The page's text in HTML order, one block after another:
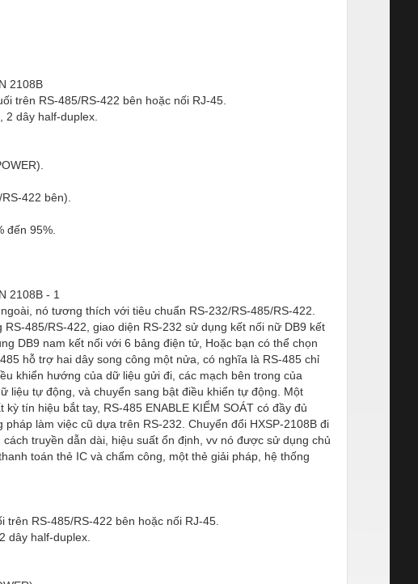
2108B
trên RS-485/RS-422 bên hoặc nối RJ-45.
dây half-duplex.
422 bên).
đến 95%.
2108B - 1
nó tương thích với tiêu chuẩn RS-232/RS-485/RS-422.
485/RS-422, giao diện RS-232 sử dụng kết nối nữ DB9 kết
DB9 nam kết nối với 6 bảng điện tử, Hoặc bạn có thể chọn
hỗ trợ hai dây song công một nửa, có nghĩa là RS-485 chỉ
khiển hướng của dữ liệu gửi đi, các mạch bên trong của
liệu tự động, và chuyển sang bật điều khiển tự động. Một
tín hiệu bắt tay, RS-485 ENABLE KIỂM SOÁT có đầy đủ
làm việc cũ dựa trên RS-232. Chuyển đổi HXSP-2108B đi
truyền dẫn dài, hiệu suất ổn định, vv nó được sử dụng chủ
toán thẻ IC và chấm công, một thẻ giải pháp, hệ thống
RS-485/RS-422 bên hoặc nối RJ-45.
dây half-duplex.